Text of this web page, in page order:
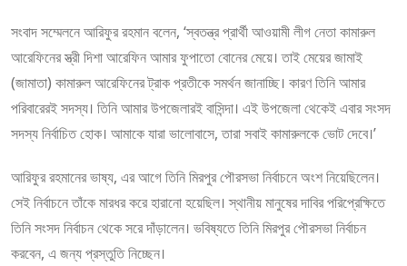
সংবাদ সম্মেলনে আরিফুর রহমান বলেন, ‘স্বতন্ত্র প্রার্থী আওয়ামী লীগ নেতা কামারুল
আরেফিনের স্ত্রী দিশা আরেফিন আমার ফুপাতো বোনের মেয়ে। তাই মেয়ের জামাই
(জামাতা) কামারুল আরেফিনের ট্রাক প্রতীকে সমর্থন জানাচ্ছি। কারণ তিনি আমার
পরিবারেরই সদস্য। তিনি আমার উপজেলারই বাসিন্দা। এই উপজেলা থেকেই এবার সংসদ
সদস্য নির্বাচিত হোক। আমাকে যারা ভালোবাসে, তারা সবাই কামারুলকে ভোট দেবে।’
আরিফুর রহমানের ভাষ্য, এর আগে তিনি মিরপুর পৌরসভা নির্বাচনে অংশ নিয়েছিলেন।
সেই নির্বাচনে তাঁকে মারধর করে হারানো হয়েছিল। স্থানীয় মানুষের দাবির পরিপ্রেক্ষিতে
তিনি সংসদ নির্বাচন থেকে সরে দাঁড়ালেন। ভবিষ্যতে তিনি মিরপুর পৌরসভা নির্বাচন
করবেন, এ জন্য প্রস্তুতি নিচ্ছেন।